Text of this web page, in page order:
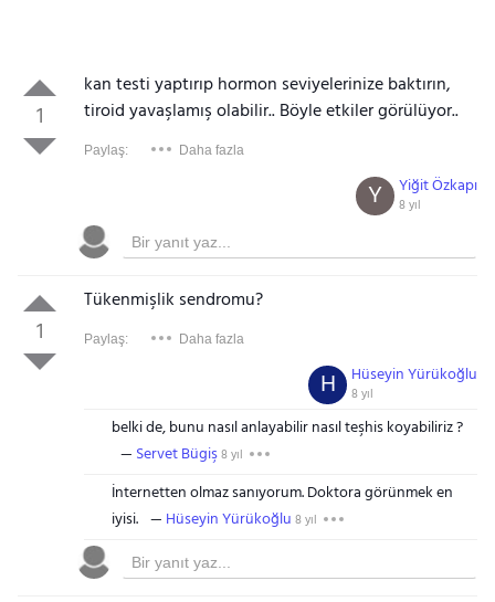
1
kan testi yaptırıp hormon seviyelerinize baktırın,
tiroid yavaşlamış olabilir.. Böyle etkiler görülüyor..
Paylaş: Daha fazla
Yiğit Özkapı
8 yıl
Y
1
Tükenmişlik sendromu?
Paylaş: Daha fazla
Hüseyin Yürükoğlu
8 yıl
H
belki de, bunu nasıl anlayabilir nasıl teşhis koyabiliriz ?
Servet Bügiş8 yıl
İnternetten olmaz sanıyorum. Doktora görünmek en
iyisi.
Hüseyin Yürükoğlu 8 yıl